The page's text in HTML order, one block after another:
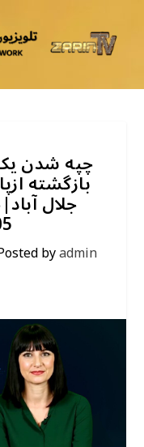
چپه شدن
بازگشته
byadmin